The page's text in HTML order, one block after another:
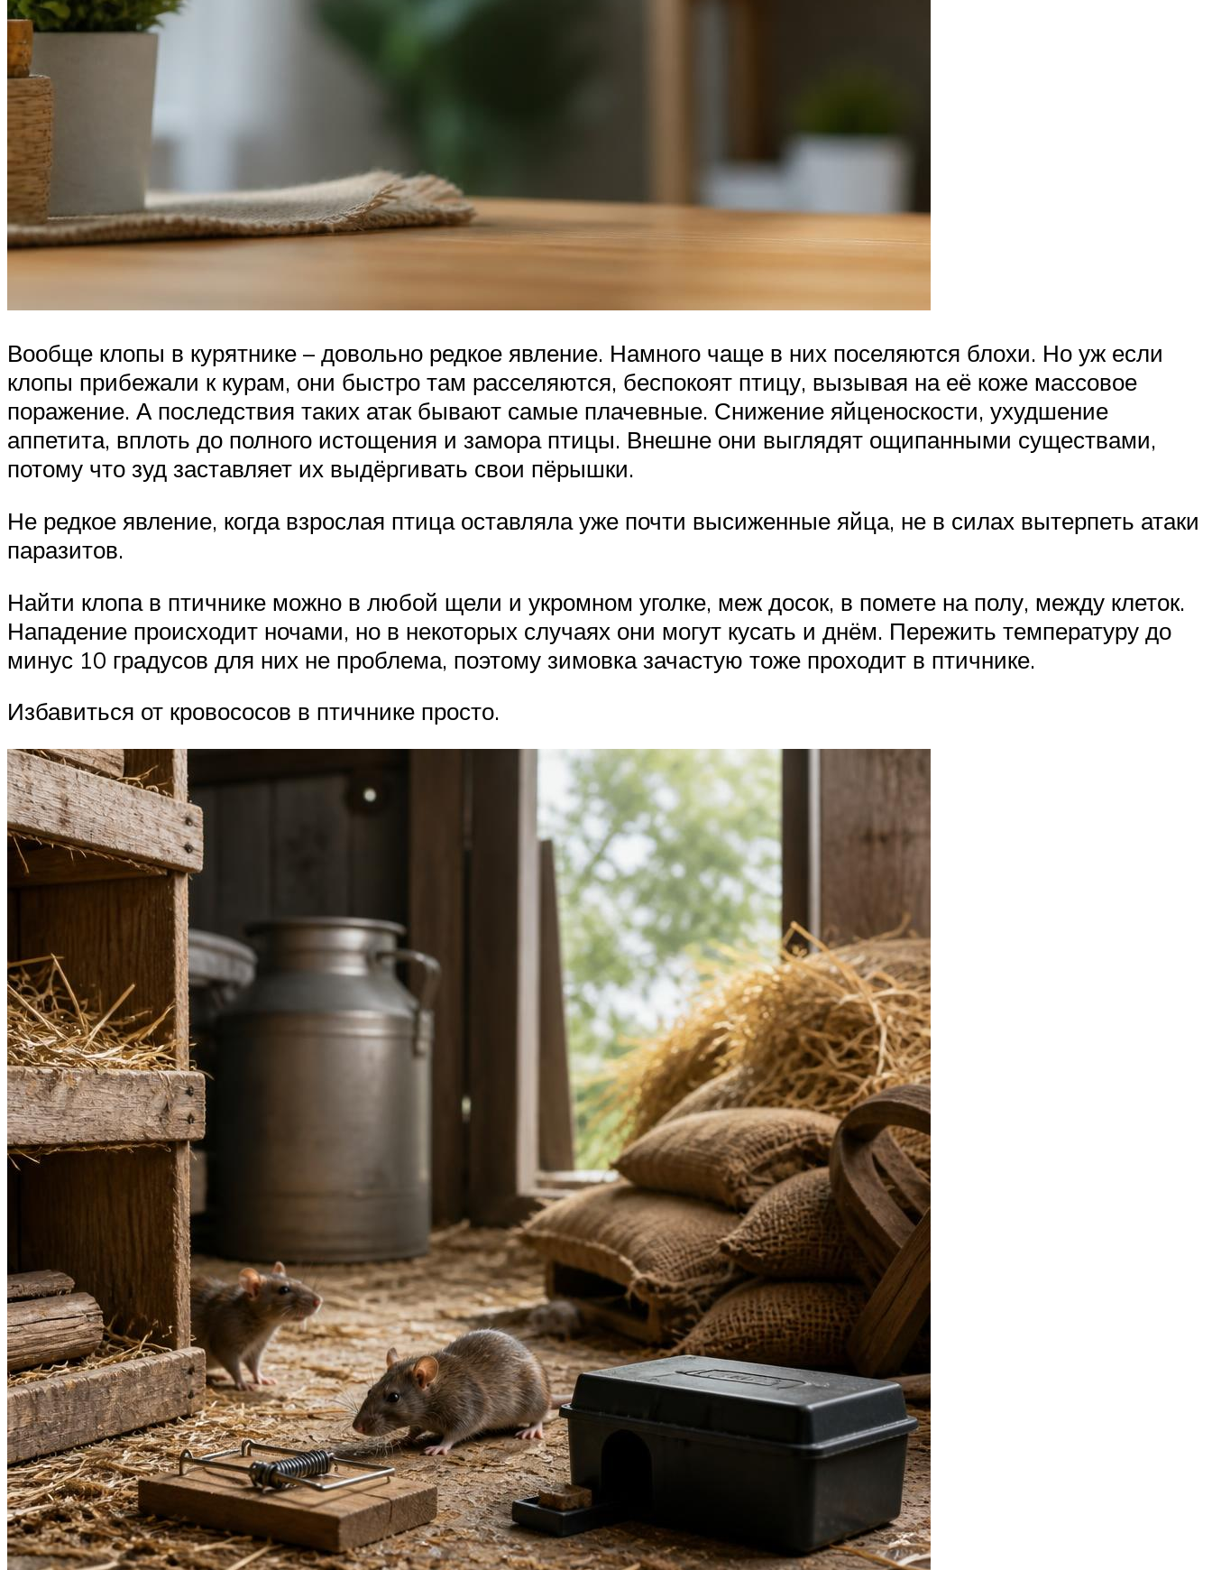
Вообще клопы в курятнике – довольно редкое явление. Намного чаще в них поселяются блохи. Но уж если
клопы прибежали к курам, они быстро там расселяются, беспокоят птицу, вызывая на её коже массовое
поражение. А последствия таких атак бывают самые плачевные. Снижение яйценоскости, ухудшение
аппетита, вплоть до полного истощения и замора птицы. Внешне они выглядят ощипанными существами,
потому что зуд заставляет их выдёргивать свои пёрышки.
Не редкое явление, когда взрослая птица оставляла уже почти высиженные яйца, не в силах вытерпеть атаки
паразитов.
Найти клопа в птичнике можно в любой щели и укромном уголке, меж досок, в помете на полу, между клеток.
Нападение происходит ночами, но в некоторых случаях они могут кусать и днём. Пережить температуру до
минус 10 градусов для них не проблема, поэтому зимовка зачастую тоже проходит в птичнике.
Избавиться от кровососов в птичнике просто.